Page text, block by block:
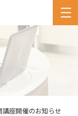
座開催のお知らせ